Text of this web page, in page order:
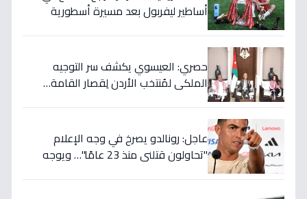
أساطير ليفربول بعد مسيرة أسطورية
حصري: العيسوي يكشف سر التوجيه
الملكي لمُنتخب الأردن لِقصار القامة…
عاجل: رونالدو يصرخ في وجه الإعلام
"تحاولون قتلني منذ 23 عامًا"… ويوجه